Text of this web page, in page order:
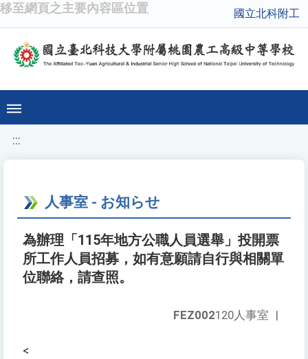
移至網頁之主要內容區位置 國立北科附工
:::
人事室 - お知らせ
為辦理「115年地方公職人員選舉」投開票
所工作人員招募，如有意願請自行與相關單
位聯絡，請查照。
FEZ002120人事室 |
<